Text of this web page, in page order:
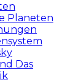
Planeten
Das